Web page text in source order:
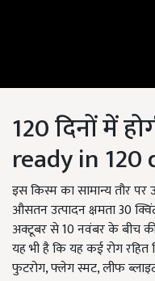
120 दिनों में
ready in 120
इस किस्म का सामान्य तौर पर
औसतन उत्पादन क्षमता30
अक्टूबर से 10 नवंबर के बीच
यह भी है कि यह कई रोग
फुटरोग,फ्लेग स्मट,लीफ